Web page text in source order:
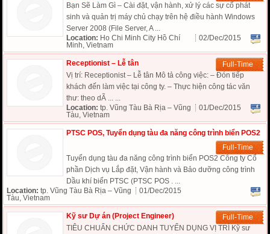
Bạn Sẽ Làm Gì – Cài đặt, vận hành, xử lý các sự cố phát
sinh và quản trị máy chủ chạy trên hệ điều hành Windows
Server 2008 (File Server, A ...
Location: Ho Chi Minh City Hồ Chí
Minh, Vietnam
02/Dec/2015
Receptionist – Lễ tân
Full-Time
Vị trí: Receptionist – Lễ tân Mô tả công việc: – Đón tiếp
khách đến làm việc tại công ty. – Thực hiện công tác văn
thư: theo dÃ ... ...
Location: tp. Vũng Tàu Bà Rịa – Vũng
Tàu, Vietnam
01/Dec/2015
PTSC POS, Tuyển dụng tàu đa năng công trình biển POS2
Full-Time
Tuyển dụng tàu đa năng công trình biển POS2 Công ty Cổ
phần Dịch vụ Lắp đặt, Vận hành và Bảo dưỡng công trình
Dầu khí biển PTSC (PTSC POS . ...
Location: tp. Vũng Tàu Bà Rịa – Vũng
Tàu, Vietnam
01/Dec/2015
Kỹ sư Dự án (Project Engineer)
Full-Time
TIÊU CHUẨN CHỨC DANH TUYỂN DỤNG VỊ TRÍ Kỹ sư